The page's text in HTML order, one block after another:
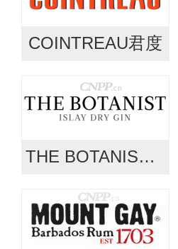
COINTREAU君度
THE BOTANIST植物学家